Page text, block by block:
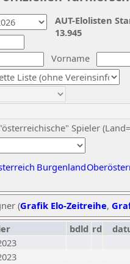
Vorname
Spieler
Burgenland
AUT-Elolisten
13.945
(Grafik Elo-Zeitreihe,
bdld rd